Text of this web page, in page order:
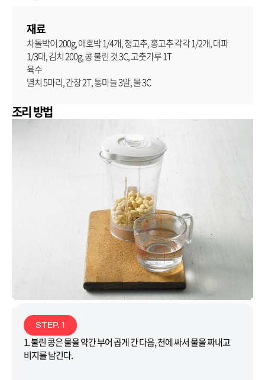
재료
차돌박이 200g, 애호박 1/4개, 청고추, 홍고추 각각 1/2개, 대파
1/3대, 김치 200g, 콩 불린 것 3C, 고춧가루 1T
육수
멸치 5마리, 간장 2T, 통마늘 3알, 물 3C
조리 방법
STEP. 1
1. 불린 콩은 물을 약간 부어 곱게 간 다음, 천에 싸서 물을 짜내고
비지를 남긴다.